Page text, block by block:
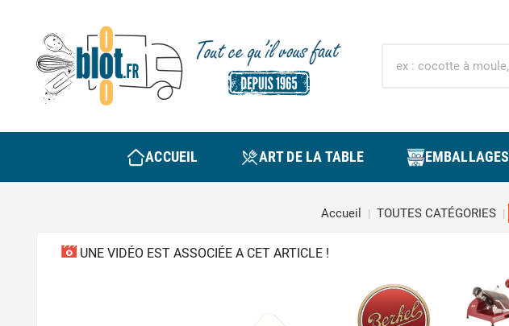
ACCUEIL ART DE LA TABLE EMBALLAGES
Accueil TOUTES CATÉGORIES
UNE VIDÉO EST ASSOCIÉE A CET ARTICLE !